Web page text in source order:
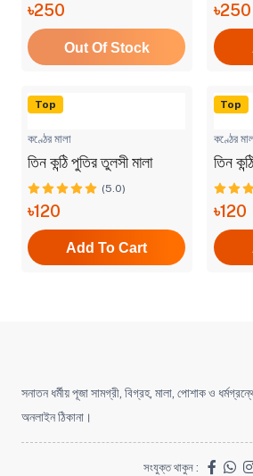
৳250
Out Of Stock
৳250
Top
কণ্ঠের মালা
তিন কন্ঠি পুতির তুলসী মালা
(5.0)
৳120
Add To Cart
Top
কণ্ঠের
তিন
৳120
সনাতন ধর্মীয় পূজা সামগ্রী, বিগ্রহ, মালা, পোশাক ও
অনলাইন ঠিকানা।
সংযুক্ত থাকুন :